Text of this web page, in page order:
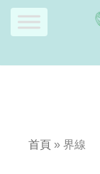
Skip
首頁 » 界線